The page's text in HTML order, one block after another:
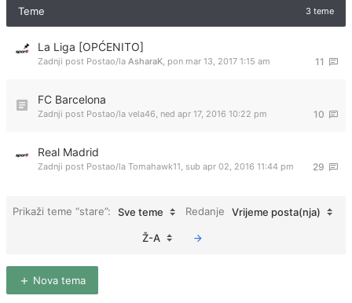
Teme 3 teme
La Liga [OPĆENITO]
11
Zadnji post Postao/la AsharaK, pon mar 13, 2017 1:15 am
FC Barcelona
10
Zadnji post Postao/la vela46, ned apr 17, 2016 10:22 pm
Real Madrid
29
Zadnji post Postao/la Tomahawk11, sub apr 02, 2016 11:44 pm
Prikaži teme “stare”: Sve teme Redanje Vrijeme posta(nja)
Ž-A
Nova tema